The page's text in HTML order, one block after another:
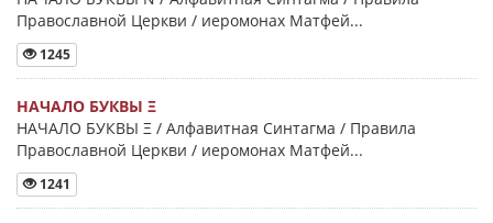
Православной Церкви / иеромонах Матфей...
1245
НАЧАЛО БУКВЫ Ξ
НАЧАЛО БУКВЫ Ξ / Алфавитная Синтагма / Правила
Православной Церкви / иеромонах Матфей...
1241